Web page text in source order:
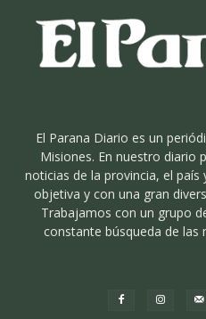
El Parana Diario es un
Misiones. En nuestro diario
noticias de la provincia, el
objetiva y con una gran
Trabajamos con un grupo
constante búsqueda de las